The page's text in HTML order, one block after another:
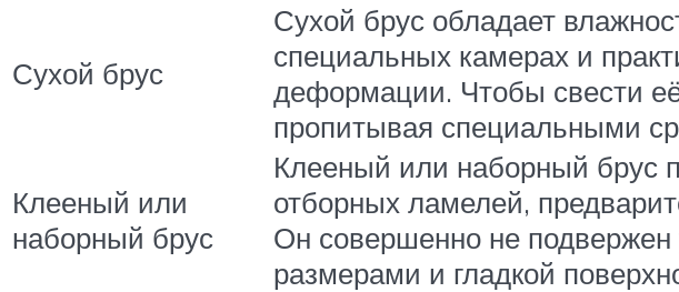
Сухой брус
Сухой брус обладает
специальных камерах и
деформации. Чтобы свести
пропитывая специальными
Клееный или
наборный брус
Клееный или наборный брус
отборных ламелей,
Он совершенно не
размерами и гладкой